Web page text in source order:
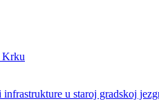
Krku
u staroj gradskoj